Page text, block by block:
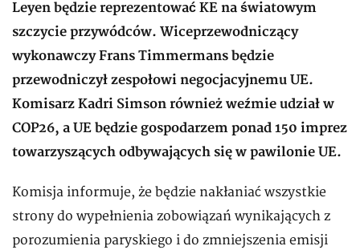
Leyen będzie reprezentować KE na światowym
szczycie przywódców. Wiceprzewodniczący
wykonawczy Frans Timmermans będzie
przewodniczył zespołowi negocjacyjnemu UE.
Komisarz Kadri Simson również weźmie udział w
COP26, a UE będzie gospodarzem ponad 150 imprez
towarzyszących odbywających się w pawilonie UE.
Komisja informuje, że będzie nakłaniać wszystkie
strony do wypełnienia zobowiązań wynikających z
porozumienia paryskiego i do zmniejszenia emisji